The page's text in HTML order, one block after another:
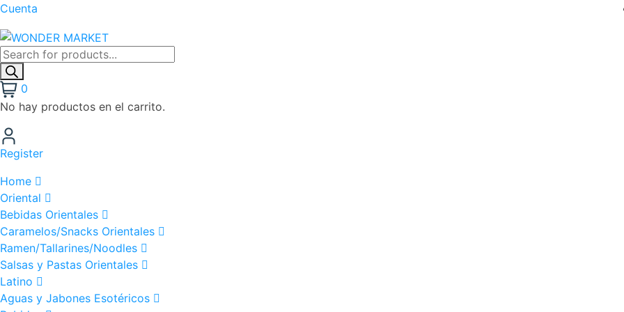
Cuenta
0
No hay productos en el carrito.
Register
Home
Oriental
Bebidas Orientales
Caramelos/Snacks Orientales
Ramen/Tallarines/Noodles
Salsas y Pastas Orientales
Latino
Aguas y Jabones Esotéricos